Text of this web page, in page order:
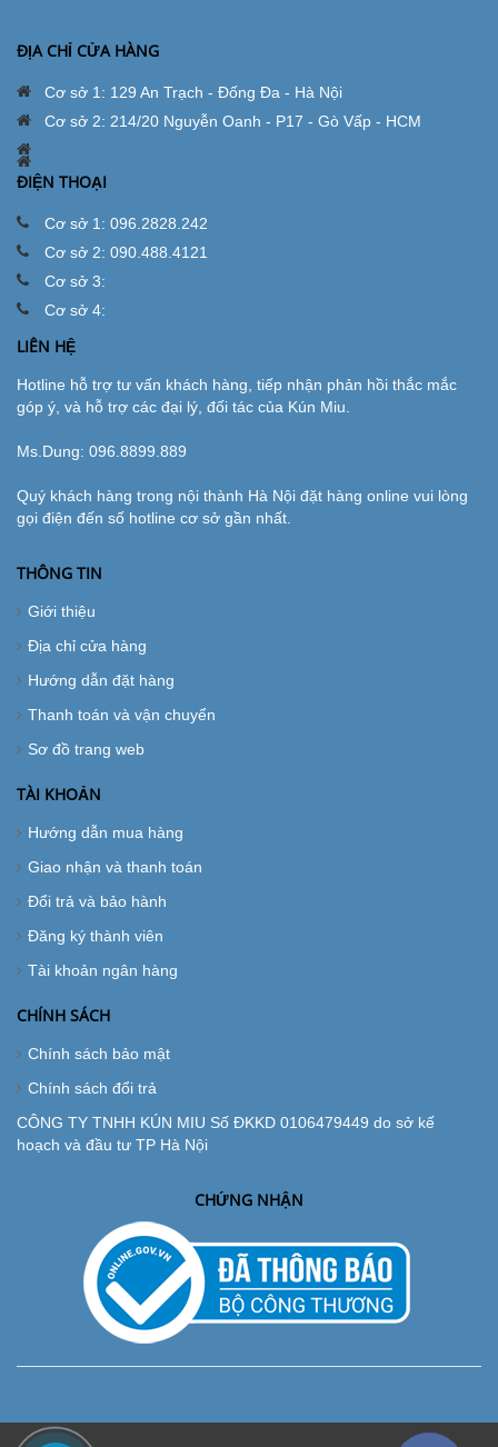
ĐỊA CHỈ CỬA HÀNG
Cơ sở 1: 129 An Trạch - Đống Đa - Hà Nội
Cơ sở 2: 214/20 Nguyễn Oanh - P17 - Gò Vấp - HCM
ĐIỆN THOẠI
Cơ sở 1: 096.2828.242
Cơ sở 2: 090.488.4121
Cơ sở 3:
Cơ sở 4:
LIÊN HỆ
Hotline hỗ trợ tư vấn khách hàng, tiếp nhận phản hồi thắc mắc
góp ý, và hỗ trợ các đại lý, đối tác của Kún Miu.
Ms.Dung: 096.8899.889
Quý khách hàng trong nội thành Hà Nội đặt hàng online vui lòng
gọi điện đến số hotline cơ sở gần nhất.
THÔNG TIN
Giới thiệu
Địa chỉ cửa hàng
Hướng dẫn đặt hàng
Thanh toán và vận chuyển
Sơ đồ trang web
TÀI KHOẢN
Hướng dẫn mua hàng
Giao nhận và thanh toán
Đổi trả và bảo hành
Đăng ký thành viên
Tài khoản ngân hàng
CHÍNH SÁCH
Chính sách bảo mật
Chính sách đổi trả
CÔNG TY TNHH KÚN MIU Số ĐKKD 0106479449 do sở kế
hoạch và đầu tư TP Hà Nội
CHỨNG NHẬN